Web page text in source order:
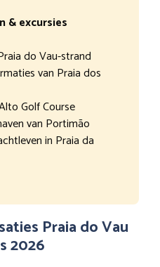
& excursies
do Vau-strand
van Praia dos
Golf Course
van Portimão
in Praia da
Praia do Vau
2026